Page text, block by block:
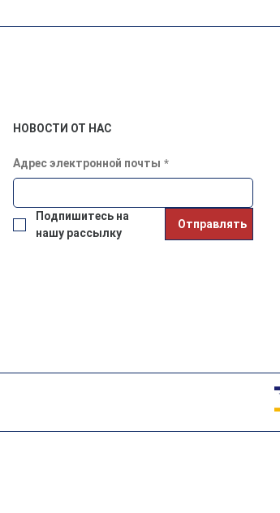
НОВОСТИ ОТ НАС
Адрес электронной почты *
Подпишитесь на
нашу рассылку
Отправлять